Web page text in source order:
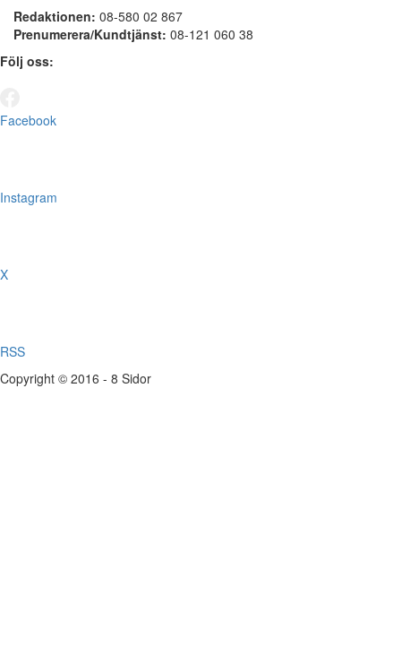
Redaktionen: 08-580 02 867
Prenumerera/Kundtjänst: 08-121 060 38
Följ oss:
Facebook
Instagram
X
RSS
Copyright © 2016 - 8 Sidor